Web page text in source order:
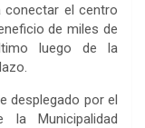
conectar el centro
de miles de
luego de la
desplegado por el
la Municipalidad